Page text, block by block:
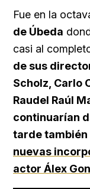
Fue en la
de Úbeda
casi al
de sus
Scholz, Carlo
Raudel Raúl
continuarían
tarde también
nuevas
actor Álex